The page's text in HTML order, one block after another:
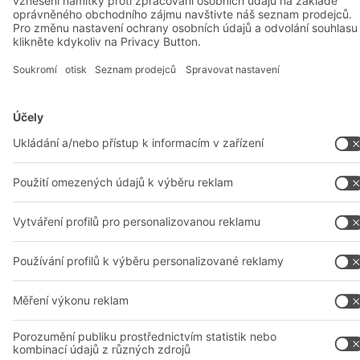
ABIT OF
YOUR LIFE.
+ | LOUIS
Tato nabídka je určena pro průmysl, řemesla, obchod a profese
pro použití při samostatné, odborné nebo obchodní činnosti.
Prohlášení o ochraně osobních údajůPrávní oznámení
Nastavení soukromí